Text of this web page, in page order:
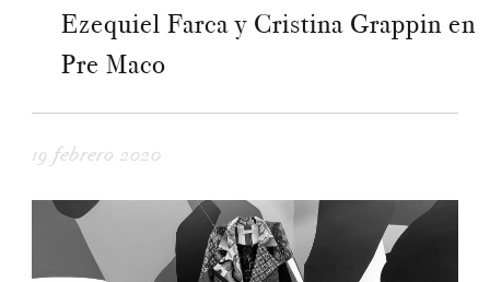
Ezequiel Farca y Cristina Grappin en
Pre Maco
19 febrero 2020